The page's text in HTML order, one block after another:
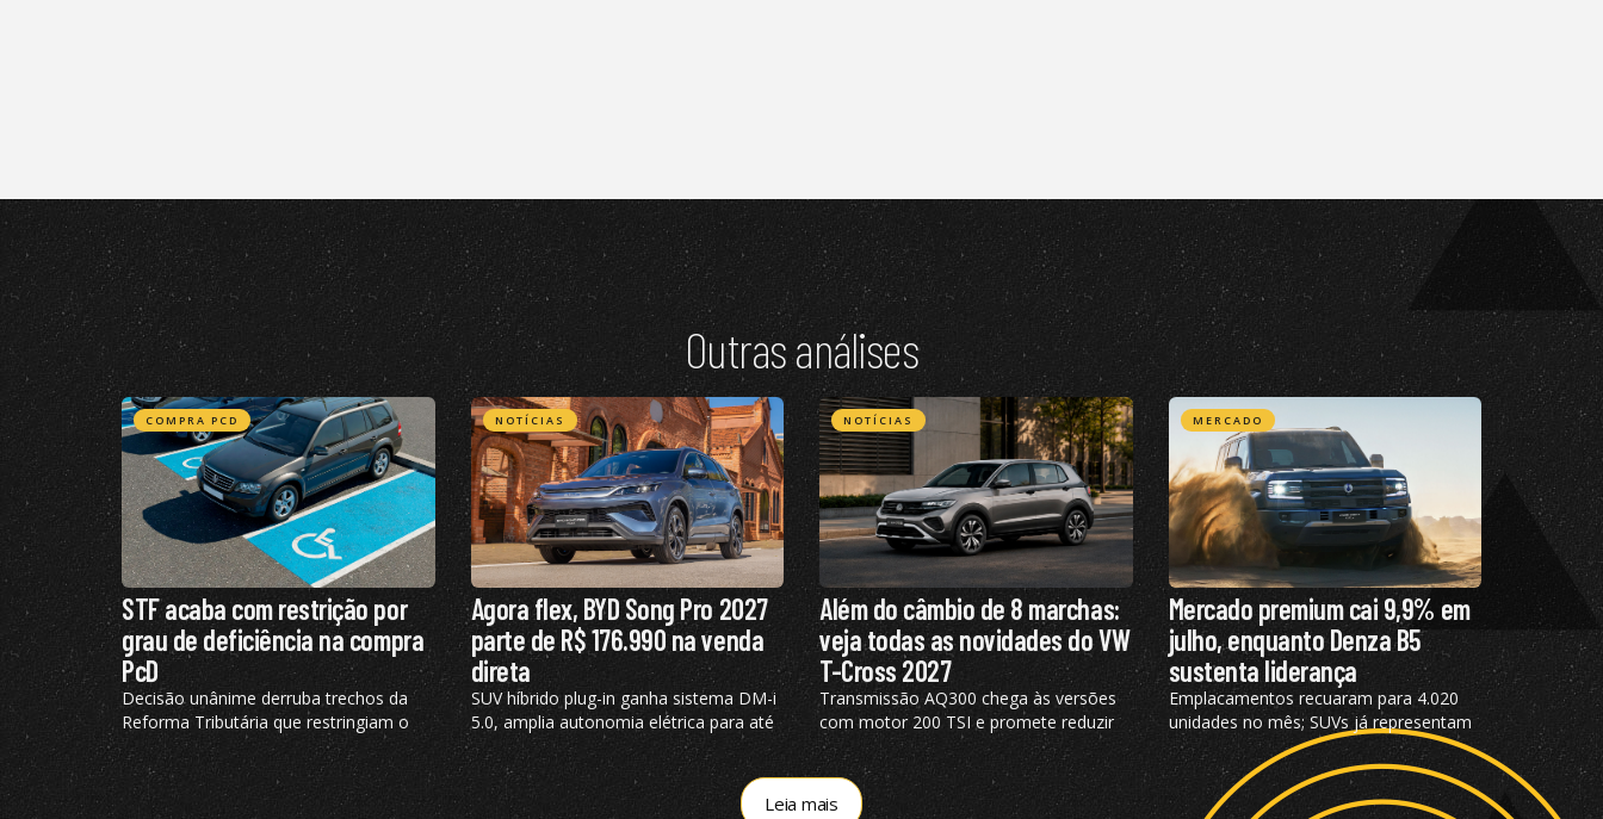
Outras análises
COMPRA PCD
STF acaba com restrição por
grau de deficiência na compra
PcD
Decisão unânime derruba trechos da
Reforma Tributária que restringiam o
benefício de IBS e CBS; confira todos os
detalhes
NOTÍCIAS
Agora flex, BYD Song Pro 2027
parte de R$ 176.990 na venda
direta
SUV híbrido plug-in ganha sistema DM-i
5.0, amplia autonomia elétrica para até
72 km e recebe visual renovado
NOTÍCIAS
Além do câmbio de 8 marchas:
veja todas as novidades do VW
T-Cross 2027
Transmissão AQ300 chega às versões
com motor 200 TSI e promete reduzir
em até 7% o consumo urbano com
gasolina
MERCADO
Mercado premium cai 9,9% em
julho, enquanto Denza B5
sustenta liderança
Emplacamentos recuaram para 4.020
unidades no mês; SUVs já representam
72,2% das vendas e modelos
eletrificados respondem por 55,4% do
segmento, aponta a Bright Consulting.
Leia mais